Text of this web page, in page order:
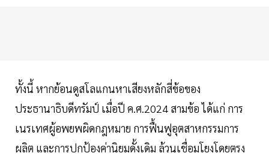
ทั้งนี้ หากย้อนดูสโลแกนหาเสียงหลักสี่ข้อของ
ประธานาธิบดีทรัมป์ เมื่อปี ค.ศ.2024 สามข้อ ได้แก่ การ
เนรเทศผู้อพยพผิดกฎหมาย การฟื้นฟูอุตสาหกรรมการ
ผลิต และการปกป้องค่านิยมดั้งเดิม ล้วนเชื่อมโยงโดยตรง